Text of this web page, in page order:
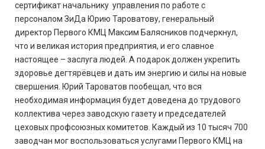
сертификат начальнику управления по работе с
персоналом ЗиДа Юрию Тароватову, генеральный
директор Первого КМЦ Максим Балясников подчеркнул,
что и великая история предприятия, и его славное
настоящее – заслуга людей. А подарок должен укрепить
здоровье дегтярёвцев и дать им энергию и силы на новые
свершения. Юрий Тароватов пообещал, что вся
необходимая информация будет доведена до трудового
коллектива через заводскую газету и председателей
цеховых профсоюзных комитетов. Каждый из 10 тысяч 700
заводчан мог воспользоваться услугами Первого КМЦ на